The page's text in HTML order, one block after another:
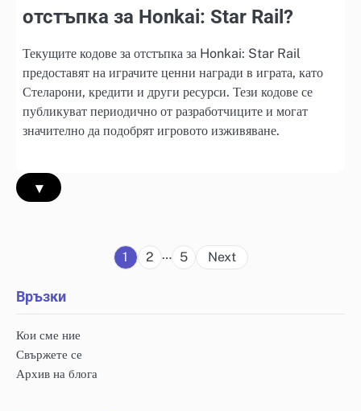
отстъпка за Honkai: Star Rail?
Текущите кодове за отстъпка за Honkai: Star Rail
предоставят на играчите ценни награди в играта, като
Стеларони, кредити и други ресурси. Тези кодове се
публикуват периодично от разработчиците и могат
значително да подобрят игровото изживяване.
▾
Posts
1 2 … 5 Next
Връзки
Кои сме ние
Свържете се
Архив на блога